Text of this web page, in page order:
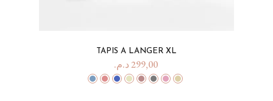
TAPIS A LANGER XL
299,00د.م.